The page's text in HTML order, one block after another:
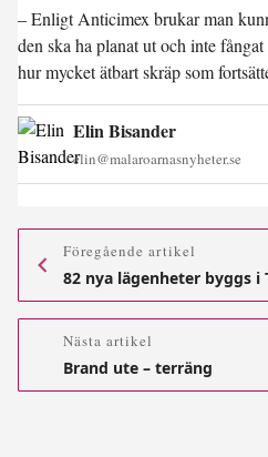
– Enligt Anticimex brukar man
den ska ha planat ut och inte
hur mycket ätbart skräp som
Elin Bisander
elin@malaroarnasnyheter.se
Föregående artikel
82 nya lägenheter byggs i
Nästa artikel
Brand ute – terräng